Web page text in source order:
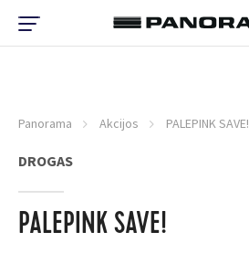
Panorama Akcijos PALEPINK SAVE!
DROGAS
PALEPINK SAVE!